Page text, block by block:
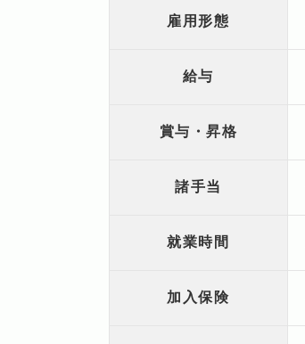
雇用形態
給与
賞与・昇格
諸手当
就業時間
加入保険